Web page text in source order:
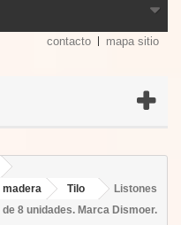
contacto mapa sitio
madera
Tilo
Listones
8 unidades. Marca Dismoer.